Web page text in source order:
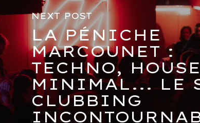
NEXT POST
LA PÉNICHE
MARCOUNET :
TECHNO,
MINIMAL... LE
CLUBBING